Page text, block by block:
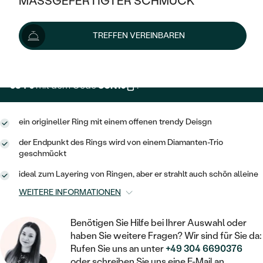
KLASSISCH
MEMOIRE
V-FORM
VINTAGE
AUSSERGEWÖHNLICHE
VON HAND GRAVIERTE
MIT MEHREREN DIAMANTEN
HALO
VINTAGE
IM SET
AUSSERGEWÖHNLICH
GESTALTE EINEN RING
WÄHLE EINEN RING
DIAMANTEN ZUM EINFASSEN
AUSVERKAUF
WENN SCHMUCK HILFT
NACH TYP
RINGE
ANHÄNGER / KETTEN
ARMBÄNDER
SCHMUCKSET
HERRENSCHMUCK
PLATIN
OHRSTECKER
CREOLEN
MINIMALISTISCHE
OHRHÄNGER
HERZ
GOLD
SILBER
SOLITÄR
ZUR GEBURT EINES KINDES
PERSONALISIERT
MIT STERNZEICHEN
MINIMALISTISCH
AUSVERKAUF
GOLD
SILBER
PLATIN
MINIMALISTISCHE
TREFFEN VEREINBAREN
649 €
Wir liefern den Schmuck innerhalb von 3 - 4 Wochen.
Lieferoptionen
584 €mit dem CodeSUN10 .
ein origineller Ring mit einem offenen trendy Deisgn
der Endpunkt des Rings wird von einem Diamanten-Trio
geschmückt
ideal zum Layering von Ringen, aber er strahlt auch schön alleine
WEITERE INFORMATIONEN
Benötigen Sie Hilfe bei Ihrer Auswahl oder
haben Sie weitere Fragen? Wir sind für Sie da:
Rufen Sie uns an unter+49 304 6690376